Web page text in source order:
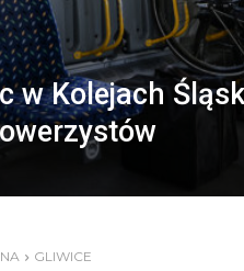
w Kolejach
GLIWICE